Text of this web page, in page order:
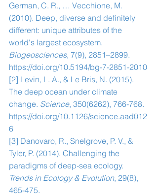
German, C. R., … Vecchione, M.
(2010). Deep, diverse and definitely
different: unique attributes of the
world's largest ecosystem.
Biogeosciences, 7(9), 2851–2899.
https://doi.org/10.5194/bg-7-2851-2010
[2] Levin, L. A., & Le Bris, N. (2015).
The deep ocean under climate
change. Science, 350(6262), 766-768.
https://doi.org/10.1126/science.aad012
6
[3] Danovaro, R., Snelgrove, P. V., &
Tyler, P. (2014). Challenging the
paradigms of deep-sea ecology.
Trends in Ecology & Evolution, 29(8),
465-475.